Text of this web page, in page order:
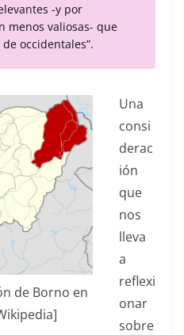
-y por
menos valiosas- que
occidentales”.
de Borno en
Una
consi
derac
ión
que
nos
lleva
a
reflexi
onar
sobre